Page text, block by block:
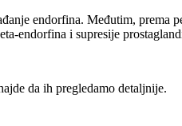
endorfina. Međutim, prema
endorfina i supresije
da ih pregledamo detaljnije.